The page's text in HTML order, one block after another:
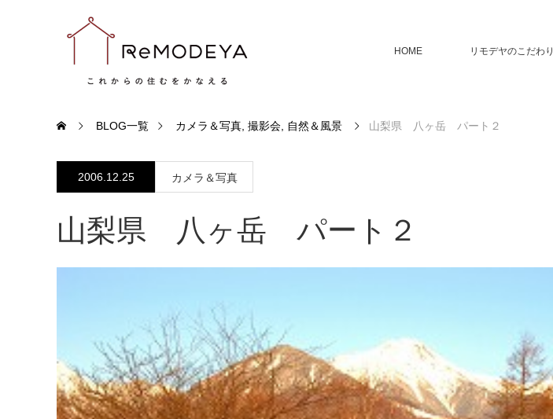
HOME リモデヤのこだわり
BLOG一覧 カメラ＆写真 撮影会 自然＆風景 山梨県 八ヶ岳 パート２
2006.12.25 カメラ＆写真
山梨県 八ヶ岳 パート２